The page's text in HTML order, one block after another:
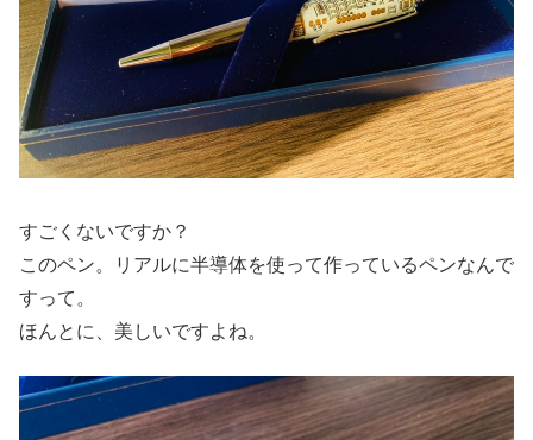
すごくないですか？
このペン。リアルに半導体を使って作っているペンなんで
すって。
ほんとに、美しいですよね。